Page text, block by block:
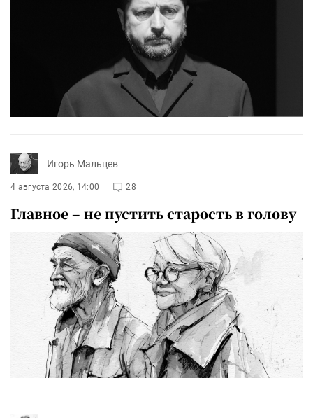
Игорь Мальцев
4 августа 2026, 14:00 28
Главное – не пустить старость в голову